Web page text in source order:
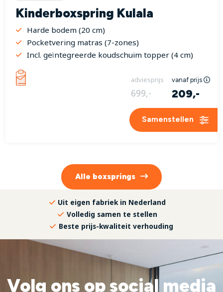
Kinderboxspring Kulala
Harde bodem (20 cm)
Pocketvering matras (7-zones)
Incl. geïntegreerde koudschuim topper (4 cm)
adviesprijs vanaf prijs
699,- 209,-
Samenstellen
Alle boxsprings
Uit eigen fabriek in Nederland
Volledig samen te stellen
Beste prijs-kwaliteit verhouding
Volg ons op social media